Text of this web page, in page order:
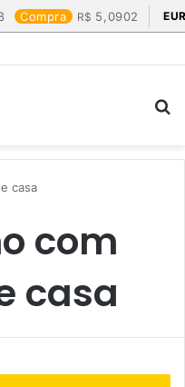
Compra 5,0902
valem a pena
casa
com
casa